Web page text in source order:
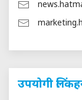
उपयोगी